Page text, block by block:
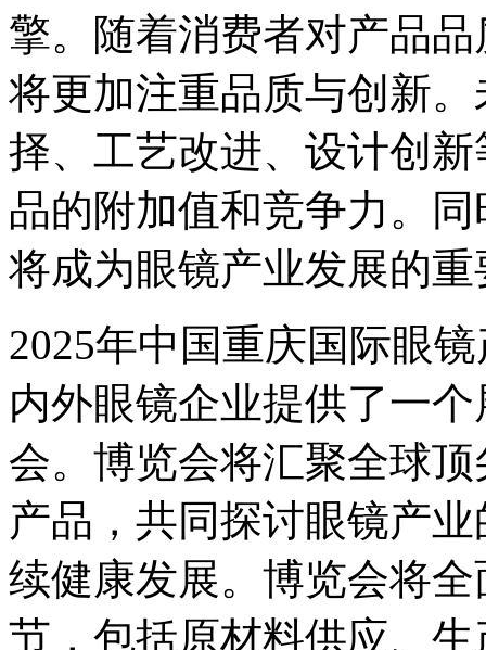
擎。随着消费者对产品
将更加注重品质与创新
择、工艺改进、设计创
品的附加值和竞争力。
将成为眼镜产业发展的
2025年中国重庆国际眼
内外眼镜企业提供了一
会。博览会将汇聚全球
产品，共同探讨眼镜产
续健康发展。博览会将
节，包括原材料供应、